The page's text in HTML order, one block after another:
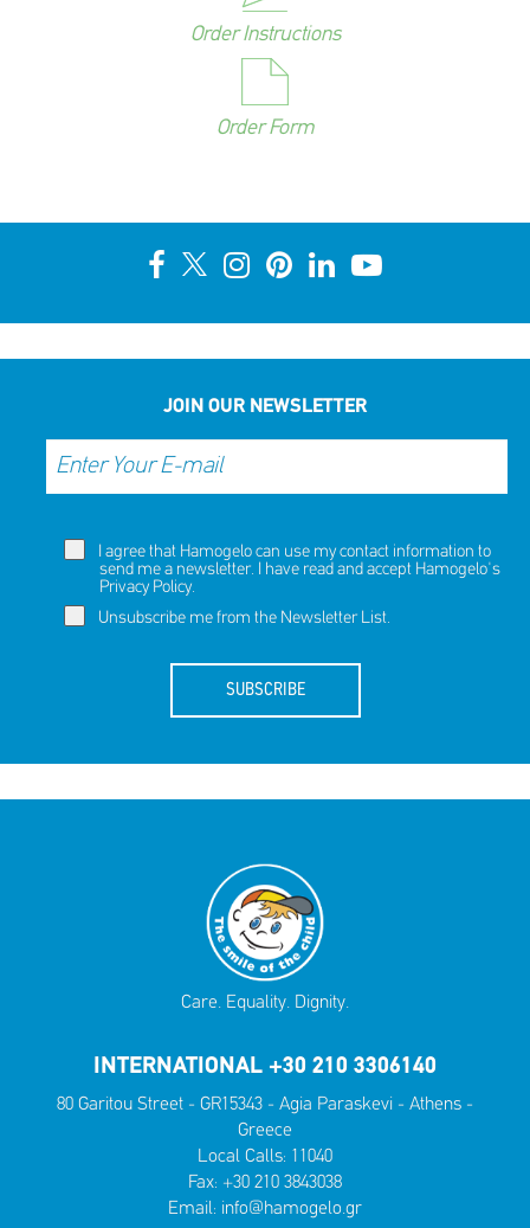
Order Instructions
Order Form
JOIN OUR NEWSLETTER
I agree that Hamogelo can use my contact information to
send me a newsletter. I have read and accept Hamogelo's
Privacy Policy.
Unsubscribe me from the Newsletter List.
SUBSCRIBE
Care. Equality. Dignity.
INTERNATIONAL +30 210 3306140
80 Garitou Street - GR15343 - Agia Paraskevi - Athens -
Greece
Local Calls: 11040
Fax: +30 210 3843038
Email: info@hamogelo.gr